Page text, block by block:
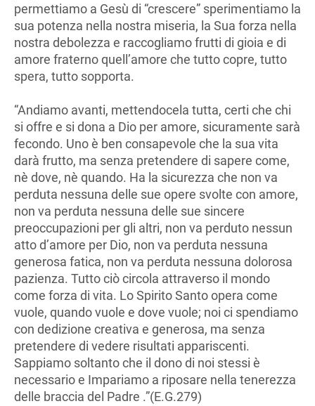
permettiamo a Gesù di “crescere” sperimentiamo la
sua potenza nella nostra miseria, la Sua forza nella
nostra debolezza e raccogliamo frutti di gioia e di
amore fraterno quell’amore che tutto copre, tutto
spera, tutto sopporta.
“Andiamo avanti, mettendocela tutta, certi che chi
si offre e si dona a Dio per amore, sicuramente sarà
fecondo. Uno è ben consapevole che la sua vita
darà frutto, ma senza pretendere di sapere come,
nè dove, nè quando. Ha la sicurezza che non va
perduta nessuna delle sue opere svolte con amore,
non va perduta nessuna delle sue sincere
preoccupazioni per gli altri, non va perduto nessun
atto d’amore per Dio, non va perduta nessuna
generosa fatica, non va perduta nessuna dolorosa
pazienza. Tutto ciò circola attraverso il mondo
come forza di vita. Lo Spirito Santo opera come
vuole, quando vuole e dove vuole; noi ci spendiamo
con dedizione creativa e generosa, ma senza
pretendere di vedere risultati appariscenti.
Sappiamo soltanto che il dono di noi stessi è
necessario e Impariamo a riposare nella tenerezza
delle braccia del Padre .”(E.G.279)